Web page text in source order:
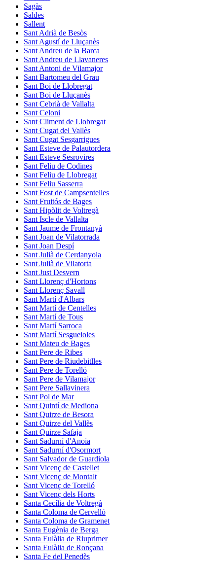
Sagàs
Saldes
Sallent
Sant Adrià de Besòs
Sant Agustí de Lluçanès
Sant Andreu de la Barca
Sant Andreu de Llavaneres
Sant Antoni de Vilamajor
Sant Bartomeu del Grau
Sant Boi de Llobregat
Sant Boi de Lluçanès
Sant Cebrià de Vallalta
Sant Celoni
Sant Climent de Llobregat
Sant Cugat del Vallès
Sant Cugat Sesgarrigues
Sant Esteve de Palautordera
Sant Esteve Sesrovires
Sant Feliu de Codines
Sant Feliu de Llobregat
Sant Feliu Sasserra
Sant Fost de Campsentelles
Sant Fruitós de Bages
Sant Hipòlit de Voltregà
Sant Iscle de Vallalta
Sant Jaume de Frontanyà
Sant Joan de Vilatorrada
Sant Joan Despí
Sant Julià de Cerdanyola
Sant Julià de Vilatorta
Sant Just Desvern
Sant Llorenç d'Hortons
Sant Llorenç Savall
Sant Martí d'Albars
Sant Martí de Centelles
Sant Martí de Tous
Sant Martí Sarroca
Sant Martí Sesgueioles
Sant Mateu de Bages
Sant Pere de Ribes
Sant Pere de Riudebitlles
Sant Pere de Torelló
Sant Pere de Vilamajor
Sant Pere Sallavinera
Sant Pol de Mar
Sant Quintí de Mediona
Sant Quirze de Besora
Sant Quirze del Vallès
Sant Quirze Safaja
Sant Sadurní d'Anoia
Sant Sadurní d'Osormort
Sant Salvador de Guardiola
Sant Vicenç de Castellet
Sant Vicenç de Montalt
Sant Vicenç de Torelló
Sant Vicenç dels Horts
Santa Cecília de Voltregà
Santa Coloma de Cervelló
Santa Coloma de Gramenet
Santa Eugènia de Berga
Santa Eulàlia de Riuprimer
Santa Eulàlia de Ronçana
Santa Fe del Penedès